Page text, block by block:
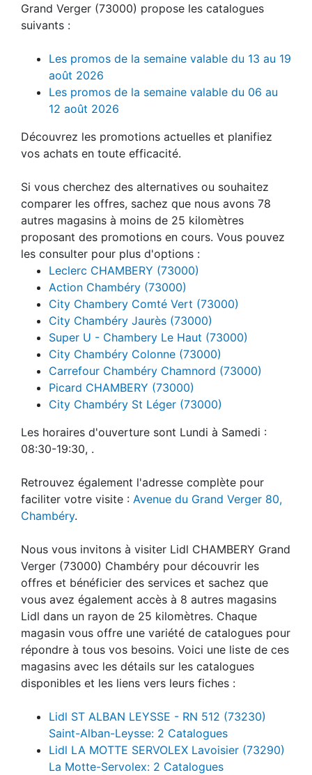
Grand Verger (73000) propose les catalogues
suivants :
Les promos de la semaine valable du 13 au 19
août 2026
Les promos de la semaine valable du 06 au
12 août 2026
Découvrez les promotions actuelles et planifiez
vos achats en toute efficacité.
Si vous cherchez des alternatives ou souhaitez
comparer les offres, sachez que nous avons 78
autres magasins à moins de 25 kilomètres
proposant des promotions en cours. Vous pouvez
les consulter pour plus d'options :
Leclerc CHAMBERY (73000)
Action Chambéry (73000)
City Chambery Comté Vert (73000)
City Chambéry Jaurès (73000)
Super U - Chambery Le Haut (73000)
City Chambéry Colonne (73000)
Carrefour Chambéry Chamnord (73000)
Picard CHAMBERY (73000)
City Chambéry St Léger (73000)
Les horaires d'ouverture sont Lundi à Samedi :
08:30-19:30, .
Retrouvez également l'adresse complète pour
faciliter votre visite : Avenue du Grand Verger 80,
Chambéry.
Nous vous invitons à visiter Lidl CHAMBERY Grand
Verger (73000) Chambéry pour découvrir les
offres et bénéficier des services et sachez que
vous avez également accès à 8 autres magasins
Lidl dans un rayon de 25 kilomètres. Chaque
magasin vous offre une variété de catalogues pour
répondre à tous vos besoins. Voici une liste de ces
magasins avec les détails sur les catalogues
disponibles et les liens vers leurs fiches :
Lidl ST ALBAN LEYSSE - RN 512 (73230)
Saint-Alban-Leysse: 2 Catalogues
Lidl LA MOTTE SERVOLEX Lavoisier (73290)
La Motte-Servolex: 2 Catalogues